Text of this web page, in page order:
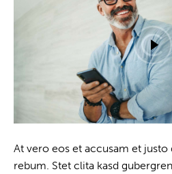
At vero eos et accusam et
rebum. Stet clita kasd